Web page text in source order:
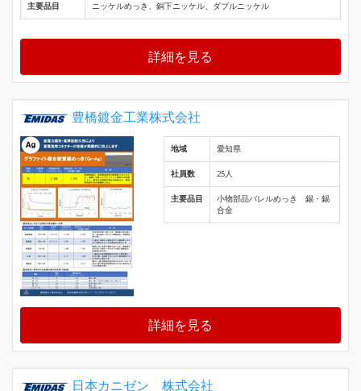
主要品目 ニッケルめっき、銅下ニッケル、ダブルニッケル
詳細を見る
豊橋鍍金工業株式会社
地域 愛知県
社員数 25人
主要品目
小物部品バレルめっき 錫・錫
合金
詳細を見る
日本カニゼン 株式会社